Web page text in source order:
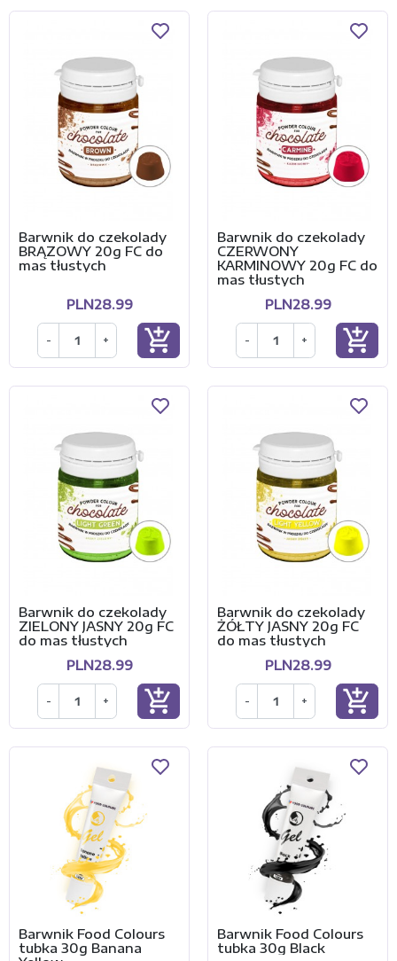
Barwnik do czekolady
BRĄZOWY 20g FC do
mas tłustych
PLN28.99
- + add_shopping_cart
Barwnik do czekolady
CZERWONY
KARMINOWY 20g FC do
mas tłustych
PLN28.99
- + add_shopping_cart
Barwnik do czekolady
ZIELONY JASNY 20g FC
do mas tłustych
PLN28.99
- + add_shopping_cart
Barwnik do czekolady
ŻÓŁTY JASNY 20g FC
do mas tłustych
PLN28.99
- + add_shopping_cart
Barwnik Food Colours
tubka 30g Banana
Barwnik Food Colours
tubka 30g Black